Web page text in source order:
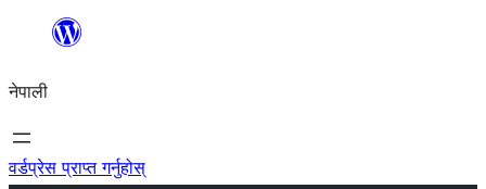
सामग्रीमा
नेपाली
वर्डप्रेस प्राप्त गर्नुहोस्